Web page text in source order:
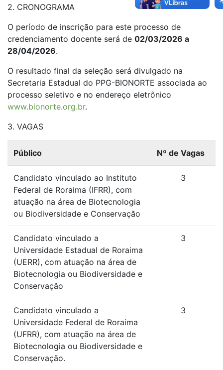
2. CRONOGRAMA
O período de inscrição para este processo de
credenciamento docente será de 02/03/2026 a
28/04/2026.
O resultado final da seleção será divulgado na
Secretaria Estadual do PPG-BIONORTE associada ao
processo seletivo e no endereço eletrônico
www.bionorte.org.br.
3. VAGAS
Público Nº de Vagas
Candidato vinculado ao Instituto
Federal de Roraima (IFRR), com
atuação na área de Biotecnologia
ou Biodiversidade e Conservação
3
Candidato vinculado a
Universidade Estadual de Roraima
(UERR), com atuação na área de
Biotecnologia ou Biodiversidade e
Conservação
3
Candidato vinculado a
Universidade Federal de Roraima
(UFRR), com atuação na área de
Biotecnologia ou Biodiversidade e
Conservação.
3